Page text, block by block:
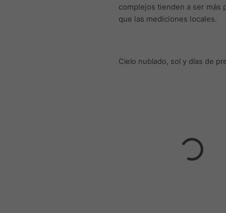
complejos tienden a ser más
que las mediciones locales.
Cielo nublado, sol y días de